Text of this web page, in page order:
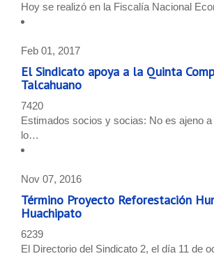
Hoy se realizó en la Fiscalía Nacional
Feb 01, 2017
El Sindicato apoya a la Quinta
Talcahuano
7420
Estimados socios y socias: No es ajeno
lo…
Nov 07, 2016
Término Proyecto Reforestación
Huachipato
6239
El Directorio del Sindicato 2, el día 11 de